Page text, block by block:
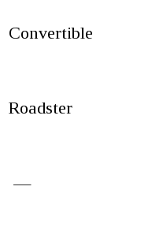
Convertible
Roadster
—